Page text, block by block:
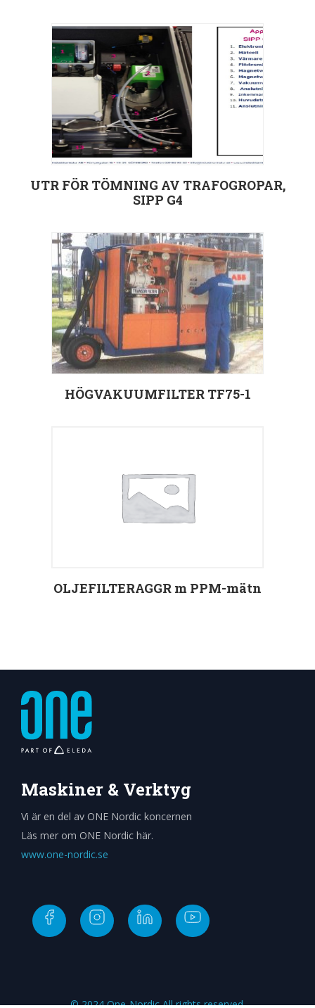
Välj alternativ
UTR FÖR TÖMNING AV TRAFOGROPAR,
SIPP G4
Välj alternativ
HÖGVAKUUMFILTER TF75-1
OLJEFILTERAGGR m PPM-mätn
Maskiner & Verktyg
Vi är en del av ONE Nordic koncernen
Läs mer om ONE Nordic här.
www.one-nordic.se
© 2024 One-Nordic All rights reserved.